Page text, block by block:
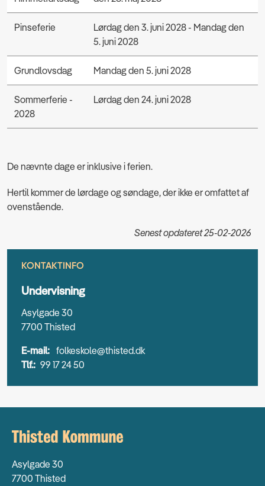
Pinseferie
Lørdag den 3. juni 2028 - Mandag den
5. juni 2028
Grundlovsdag Mandag den 5. juni 2028
Sommerferie -
2028
Lørdag den 24. juni 2028
De nævnte dage er inklusive i ferien.
Hertil kommer de lørdage og søndage, der ikke er omfattet af
ovenstående.
Senest opdateret 25-02-2026
KONTAKTINFO
Undervisning
Asylgade 30
7700 Thisted
E-mail: folkeskole@thisted.dk
Tlf.: 99 17 24 50
Asylgade 30
7700 Thisted